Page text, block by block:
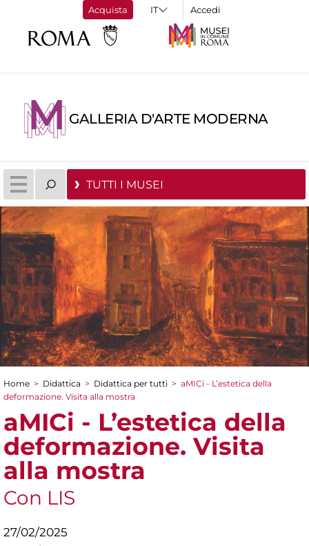
Acquista Accedi
GALLERIA D'ARTE MODERNA
TUTTI I MUSEI
Tu sei qui
Home > Didattica > Didattica per tutti > aMICi - L’estetica della
deformazione. Visita alla mostra
aMICi - L’estetica della
deformazione. Visita
alla mostra
Con LIS
27/02/2025